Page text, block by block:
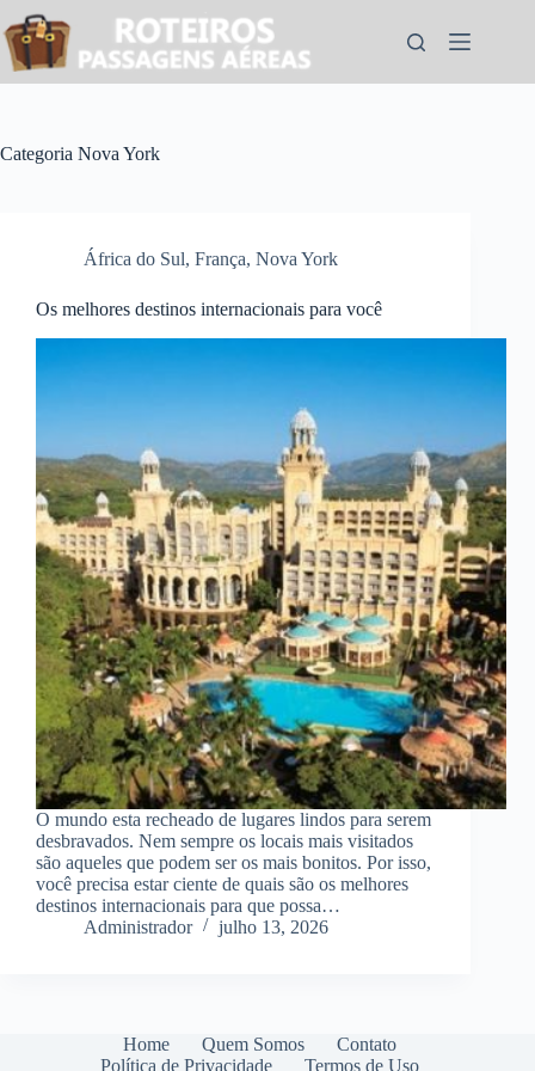
para
o
conteúdo
Categoria Nova York
África do Sul, França, Nova York
Os melhores destinos internacionais para você
O mundo esta recheado de lugares lindos para serem
desbravados. Nem sempre os locais mais visitados
são aqueles que podem ser os mais bonitos. Por isso,
você precisa estar ciente de quais são os melhores
destinos internacionais para que possa…
Administrador
julho 13, 2026
Home Quem Somos
Contato
Política de Privacidade
Termos de Uso